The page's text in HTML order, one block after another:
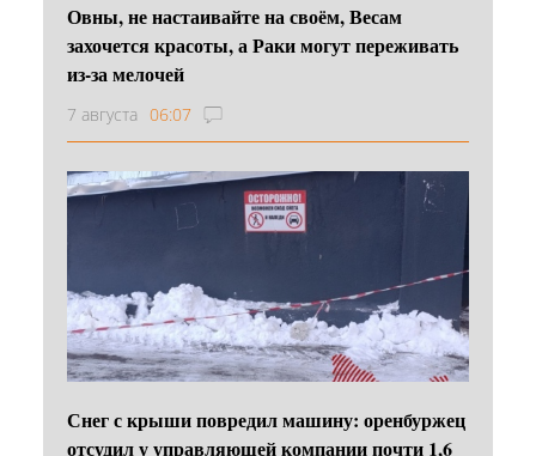
Овны, не настаивайте на своём, Весам
захочется красоты, а Раки могут переживать
из-за мелочей
7 августа 06:07
Снег с крыши повредил машину: оренбуржец
отсудил у управляющей компании почти 1,6